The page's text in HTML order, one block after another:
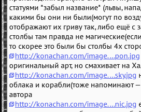
статуями *забыл название* (львы,
какими бы они ни были(могут по
отображают их гриву так, либо ещё с
столбы там правда не
то скорее это были бы столбы 4х
http://konachan.com/image....pon.jpg
оригинальный арт, но смахивает на
http://konachan.com/image....sky.jpg
облака и корабли(тоже напоминают
автора
http://konachan.com/image....nic.jpg